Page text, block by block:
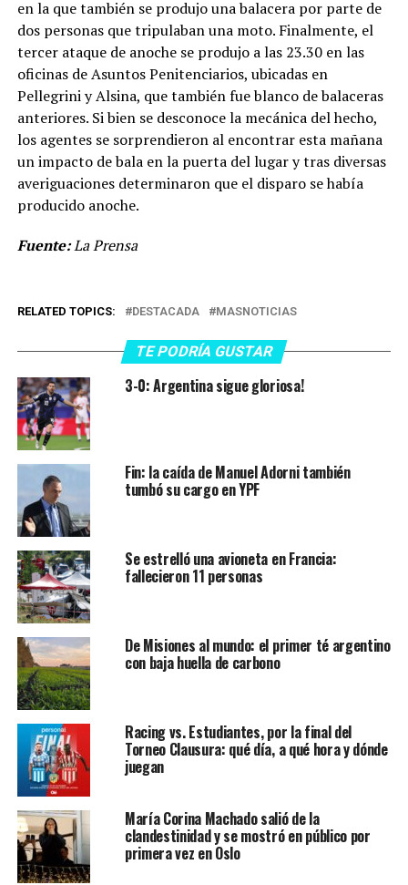
en la que también se produjo una balacera por parte de
dos personas que tripulaban una moto. Finalmente, el
tercer ataque de anoche se produjo a las 23.30 en las
oficinas de Asuntos Penitenciarios, ubicadas en
Pellegrini y Alsina, que también fue blanco de balaceras
anteriores. Si bien se desconoce la mecánica del hecho,
los agentes se sorprendieron al encontrar esta mañana
un impacto de bala en la puerta del lugar y tras diversas
averiguaciones determinaron que el disparo se había
producido anoche.
Fuente:La Prensa
RELATED TOPICS: DESTACADA MASNOTICIAS
TE PODRÍA GUSTAR
3-0: Argentina sigue gloriosa!
Fin: la caída de Manuel Adorni también
tumbó su cargo en YPF
Se estrelló una avioneta en Francia:
fallecieron 11 personas
De Misiones al mundo: el primer té argentino
con baja huella de carbono
Racing vs. Estudiantes, por la final del
Torneo Clausura: qué día, a qué hora y dónde
juegan
María Corina Machado salió de la
clandestinidad y se mostró en público por
primera vez en Oslo